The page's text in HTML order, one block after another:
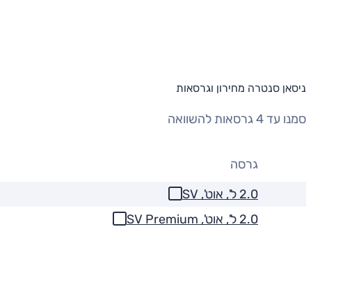
ניסאן סנטרה מחירון וגרסאות
סמנו עד 4 גרסאות להשוואה
גרסה
2.0 ל', אוט', SV
2.0 ל', אוט', SV Premium